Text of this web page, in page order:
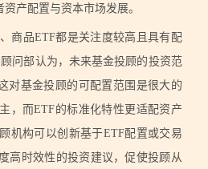
产配置与资本市场发展。
品ETF都是关注度较高且具有配
问部认为，未来基金投顾的投资范
对基金投顾的可配置范围是很大的
，而ETF的标准化特性更适配资产
机构可以创新基于ETF配置或交易
高时效性的投资建议，促使投顾从